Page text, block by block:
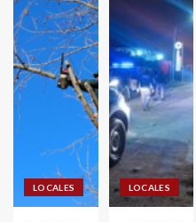
LOCALES LOCALES